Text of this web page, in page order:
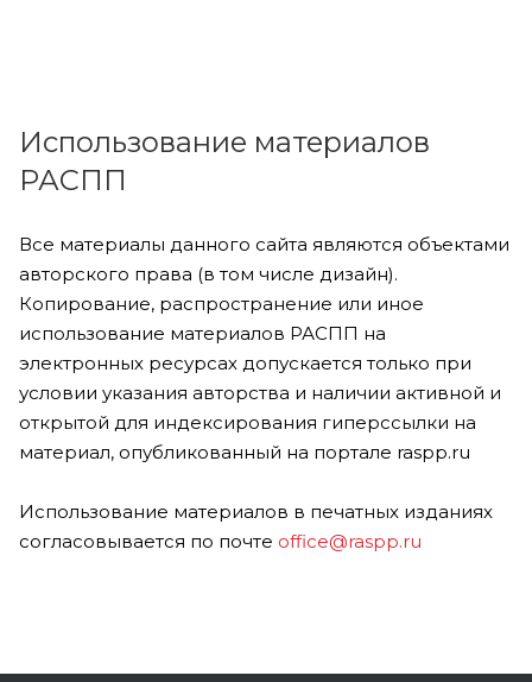
Использование материалов
РАСПП
Все материалы данного сайта являются объектами
авторского права (в том числе дизайн).
Копирование, распространение или иное
использование материалов РАСПП на
электронных ресурсах допускается только при
условии указания авторства и наличии активной и
открытой для индексирования гиперссылки на
материал, опубликованный на портале raspp.ru
Использование материалов в печатных изданиях
согласовывается по почте office@raspp.ru